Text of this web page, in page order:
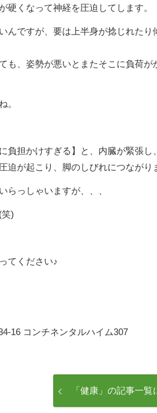
硬くなって神経を圧迫してします。
んですが、要は上半身が捻じれた
も、姿勢が悪いとまたそこに負荷が
。
負担かけすぎる】と、内臓が緊張
迫が起こり、脚のしびれにつながり
らっしゃいますが、、、
)
てください♪
16 コンチネンタルハイム307
「健康」の記事一覧